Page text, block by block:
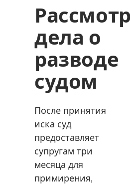
дела о
разводе
судом
После принятия
иска суд
предоставляет
супругам три
месяца для
примирения,